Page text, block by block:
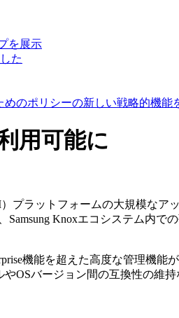
を展示
た
のポリシーの新しい戦略的機能
用可能に
プラットフォームの大規模なア
Knoxエコシステム内で
機能を超えた高度な管理機
OSバージョン間の互換性の維